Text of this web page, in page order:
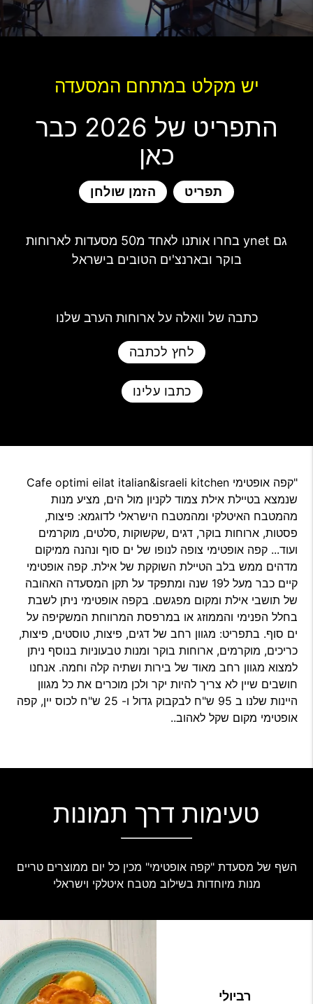
יש מקלט במתחם המסעדה
התפריט של 2026 כבר
כאן
תפריט הזמן שולחן
גם ynet בחרו אותנו לאחד מ50 מסעדות לארוחות
בוקר ובארנצ'ים הטובים בישראל
כתבה של וואלה על ארוחות הערב שלנו
לחץ לכתבה
כתבו עלינו
שנמצא בטיילת אילת צמוד לקניון מול הים, מציע מנות
מהמטבח האיטלקי ומהמטבח הישראלי לדוגמא: פיצות,
פסטות, ארוחות בוקר, דגים ,שקשוקות ,סלטים, מוקרמים
ועוד... קפה אופטימי צופה לנופו של ים סוף ונהנה ממיקום
מדהים ממש בלב הטיילת השוקקת של אילת. קפה אופטימי
קיים כבר מעל ל19 שנה ומתפקד על תקן המסעדה האהובה
של תושבי אילת ומקום מפגשם. בקפה אופטימי ניתן לשבת
בחלל הפנימי והממוזג או במרפסת המרווחת המשקיפה על
ים סוף. בתפריט: מגוון רחב של דגים, פיצות, טוסטים, פיצות,
כריכים, מוקרמים, ארוחות בוקר ומנות טבעוניות בנוסף ניתן
למצוא מגוון רחב מאוד של בירות ושתיה קלה וחמה. אנחנו
חושבים שיין לא צריך להיות יקר ולכן מוכרים את כל מגוון
היינות שלנו ב 95 ש"ח לבקבוק גדול ו- 25 ש"ח לכוס יין, קפה
אופטימי מקום שקל לאהוב..
טעימות דרך תמונות
השף של מסעדת "קפה אופטימי" מכין כל יום ממוצרים טריים
מנות מיוחדות בשילוב מטבח איטלקי וישראלי
רביולי